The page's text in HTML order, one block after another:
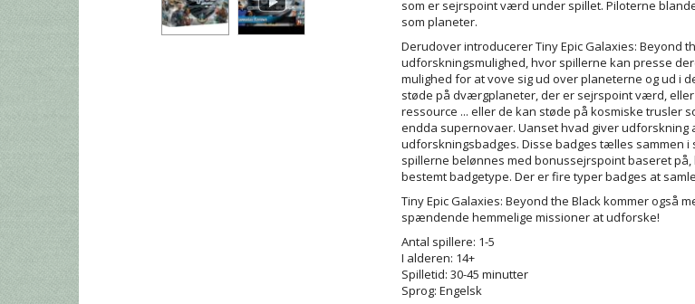
som er sejrspoint værd under spillet. Piloterne
som planeter.
Derudover introducerer Tiny Epic Galaxies: Beyond
udforskningsmulighed, hvor spillerne kan presse
mulighed for at vove sig ud over planeterne og ud i
støde på dværgplaneter, der er sejrspoint værd,
ressource ... eller de kan støde på kosmiske trusler
endda supernovaer. Uanset hvad giver udforskning
udforskningsbadges. Disse badges tælles sammen i
spillerne belønnes med bonussejrspoint baseret
bestemt badgetype. Der er fire typer badges at
Tiny Epic Galaxies: Beyond the Black kommer også
spændende hemmelige missioner at udforske!
Antal spillere: 1-5
I alderen: 14+
Spilletid: 30-45 minutter
Sprog: Engelsk